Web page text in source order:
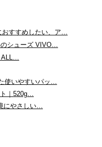
おすすめしたい、ア…
シューズ VIVO…
ALL…
使いやすいパッ…
｜520g…
にやさしい…